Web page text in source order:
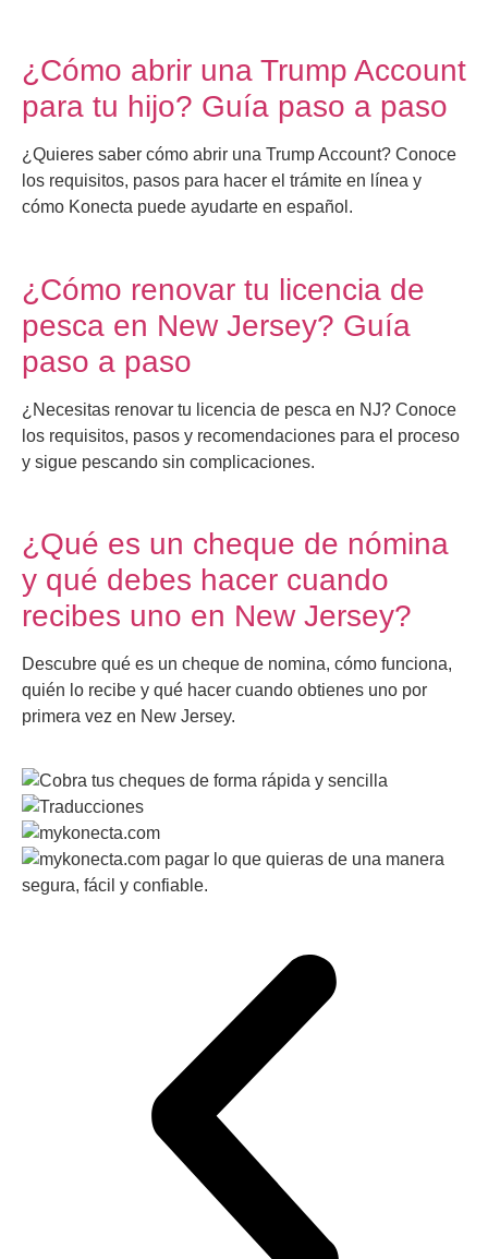
¿Cómo abrir una Trump Account
para tu hijo? Guía paso a paso
¿Quieres saber cómo abrir una Trump Account? Conoce
los requisitos, pasos para hacer el trámite en línea y
cómo Konecta puede ayudarte en español.
¿Cómo renovar tu licencia de
pesca en New Jersey? Guía
paso a paso
¿Necesitas renovar tu licencia de pesca en NJ? Conoce
los requisitos, pasos y recomendaciones para el proceso
y sigue pescando sin complicaciones.
¿Qué es un cheque de nómina
y qué debes hacer cuando
recibes uno en New Jersey?
Descubre qué es un cheque de nomina, cómo funciona,
quién lo recibe y qué hacer cuando obtienes uno por
primera vez en New Jersey.